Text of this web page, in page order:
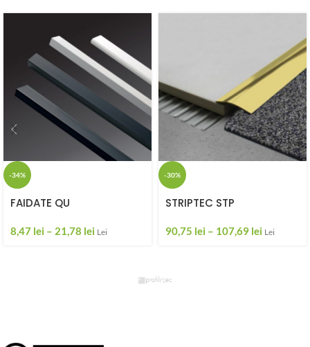
-34%
FAIDATE QU
8,47 lei – 21,78 lei Lei
-30%
STRIPTEC STP
90,75 lei – 107,69 lei Lei